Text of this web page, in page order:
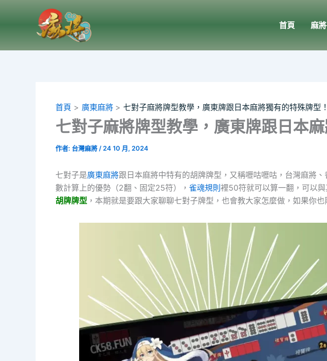
首頁 麻
首頁 廣東麻將 七對子麻將牌型教學，廣東牌跟日本麻將獨有的特殊牌型！
七對子麻將牌型教學，廣東牌跟日本
作者: 台灣麻將 / 24 10 月, 2024
七對子是廣東麻將跟日本麻將中特有的胡牌牌型，又稱嚦咕嚦咕，台灣麻將
數計算上的優勢（2翻、固定25符）， 雀魂規則裡50符就可以算一翻，可以
胡牌牌型 ，本期就是要跟大家聊聊七對子牌型，也會教大家怎麼做，如果你